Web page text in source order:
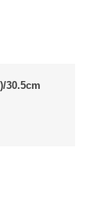
30.5cm